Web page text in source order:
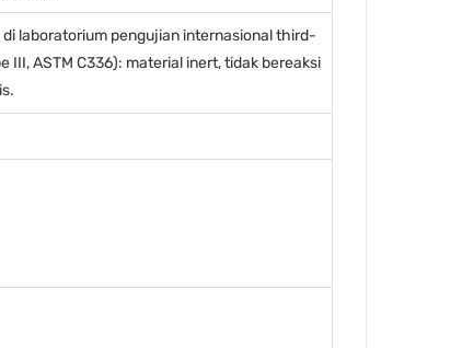
laboratorium pengujian internasional third-
ASTM C336): material inert, tidak bereaksi